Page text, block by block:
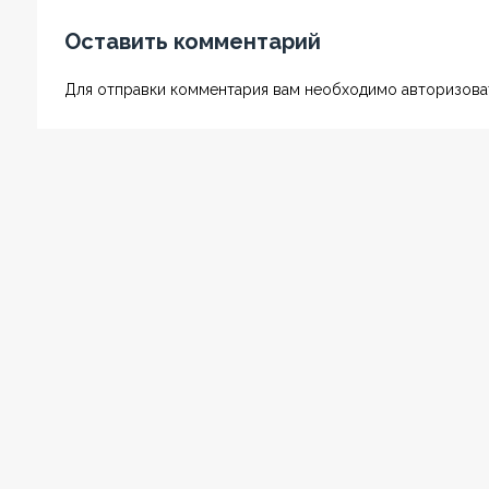
Оставить комментарий
Для отправки комментария вам необходимо